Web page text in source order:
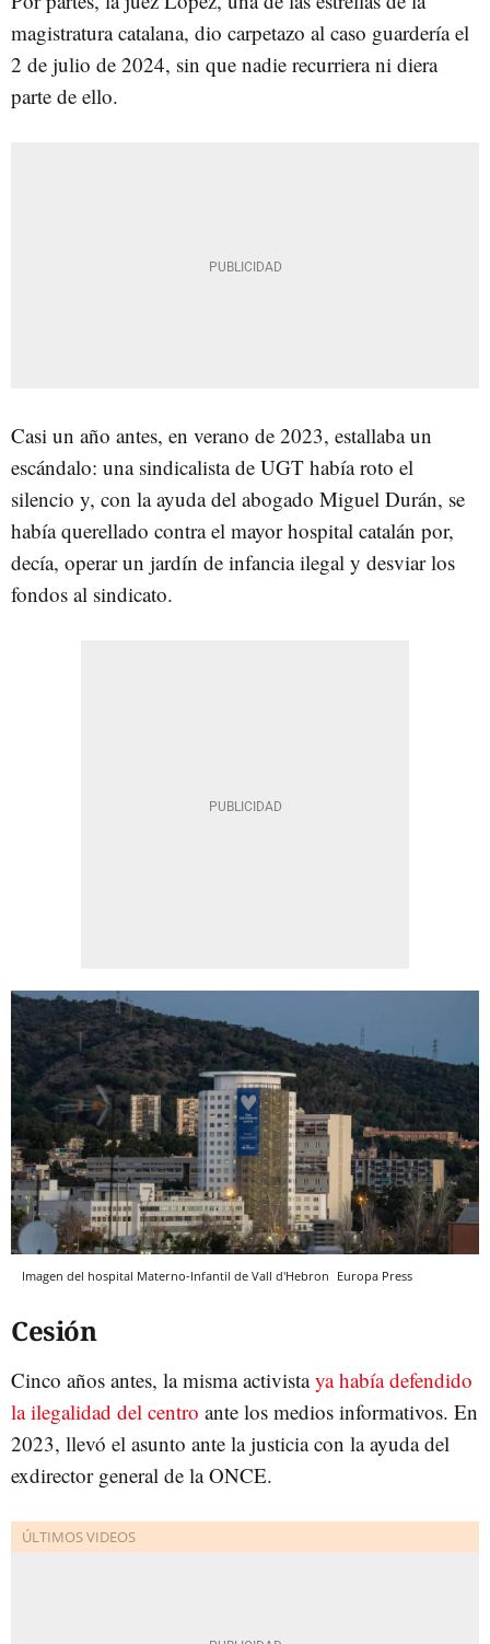
magistratura catalana, dio carpetazo al caso guardería el
2 de julio de 2024, sin que nadie recurriera ni diera
parte de ello.
Casi un año antes, en verano de 2023, estallaba un
escándalo: una sindicalista de UGT había roto el
silencio y, con la ayuda del abogado Miguel Durán, se
había querellado contra el mayor hospital catalán por,
decía, operar un jardín de infancia ilegal y desviar los
fondos al sindicato.
Imagen del hospital Materno-Infantil de Vall d'Hebron Europa Press
Cesión
Cinco años antes, la misma activistaya había defendido
la ilegalidad del centro ante los medios informativos. En
2023, llevó el asunto ante la justicia con la ayuda del
exdirector general de la ONCE.